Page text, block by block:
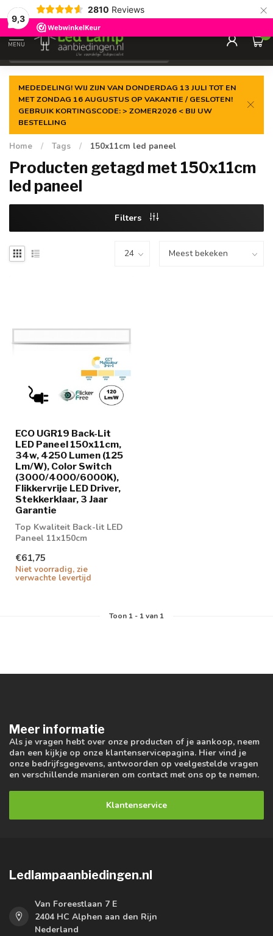
9,3
2810 Reviews ×
Gegarandeerde delaagste prijs
MENU
0
MEDEDELING! WIJ ZIJN VAN DONDERDAG 13 JULI TOT EN
MET ZONDAG 16 AUGUSTUS OP VAKANTIE / GESLOTEN!
GEBRUIK KORTINGSCODE: > ZOMER2026 < BIJ UW
BESTELLING
Home / Tags / 150x11cm led paneel
Producten getagd met 150x11cm
led paneel
Filters
ECO UGR19 Back-Lit
LED Paneel 150x11cm,
34w, 4250 Lumen (125
Lm/W), Color Switch
(3000/4000/6000K),
Flikkervrije LED Driver,
Stekkerklaar, 3 Jaar
Garantie
Top Kwaliteit Back-lit LED
Paneel 11x150cm
€61,75
Niet voorradig, zie
verwachte levertijd
Toon 1- 1van 1
Meer informatie
Als je vragen hebt over onze producten of je aankoop, neem
dan een kijkje op onze klantenservicepagina. Hier vind je
onze bedrijfsgegevens, antwoorden op veelgestelde vragen
en verschillende manieren om contact met ons op te nemen.
Klantenservice
Ledlampaanbiedingen.nl
Van Foreestlaan 7 E
2404 HC Alphen aan den Rijn
Nederland